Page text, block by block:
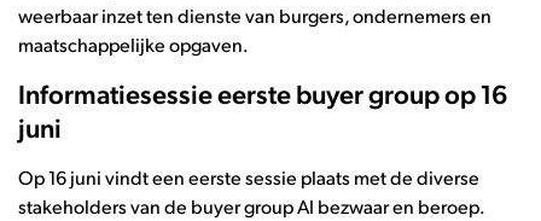
weerbaar inzet ten dienste van burgers, ondernemers en
maatschappelijke opgaven.
Informatiesessie eerste buyer group op 16
juni
Op 16 juni vindt een eerste sessie plaats met de diverse
stakeholders van de buyer group AI bezwaar en beroep.